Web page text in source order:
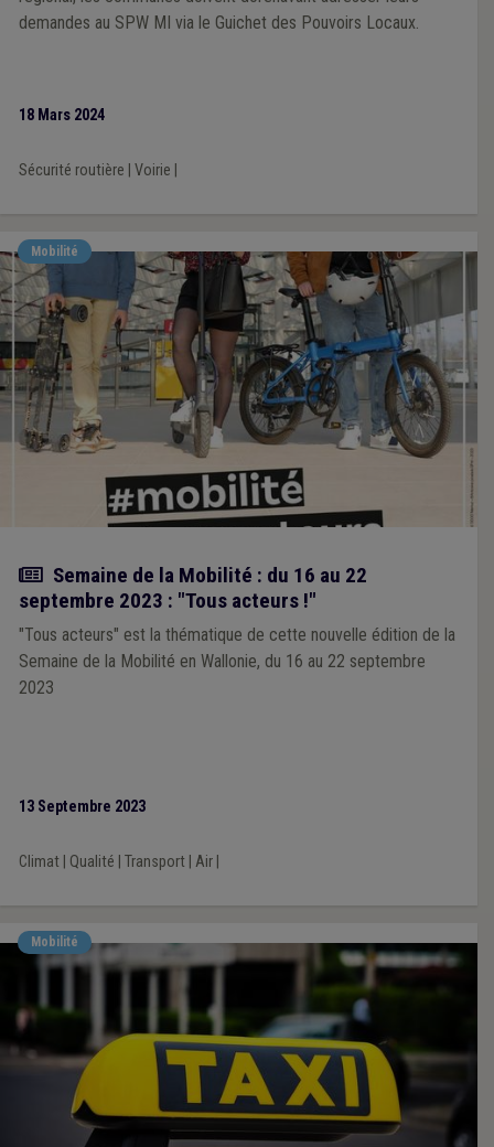
demandes au SPW MI via le Guichet des Pouvoirs Locaux.
18 Mars 2024
Sécurité routière Voirie
Mobilité
Actualité
Semaine de la Mobilité : du 16 au 22
septembre 2023 : "Tous acteurs !"
"Tous acteurs" est la thématique de cette nouvelle édition de la
Semaine de la Mobilité en Wallonie, du 16 au 22 septembre
2023
13 Septembre 2023
Climat| Qualité Transport| Air|
Mobilité